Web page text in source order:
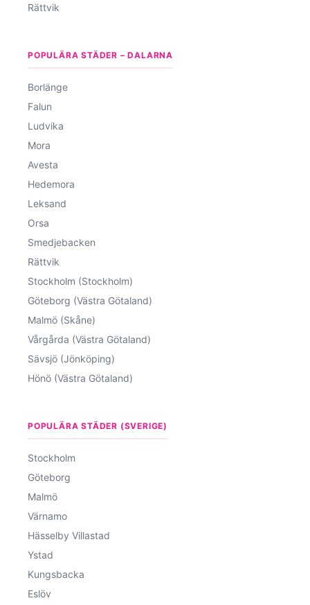
Rättvik
POPULÄRA STÄDER – DALARNA
Borlänge
Falun
Ludvika
Mora
Avesta
Hedemora
Leksand
Orsa
Smedjebacken
Rättvik
Stockholm (Stockholm)
Göteborg (Västra Götaland)
Malmö (Skåne)
Vårgårda (Västra Götaland)
Sävsjö (Jönköping)
Hönö (Västra Götaland)
POPULÄRA STÄDER (SVERIGE)
Stockholm
Göteborg
Malmö
Värnamo
Hässelby Villastad
Ystad
Kungsbacka
Eslöv